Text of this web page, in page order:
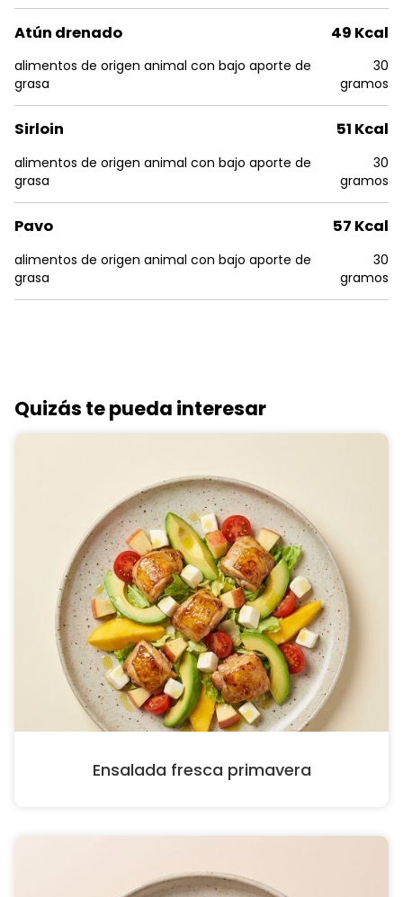
Atún drenado
alimentos de origen animal con bajo aporte de
grasa
49 Kcal
30
gramos
Sirloin
alimentos de origen animal con bajo aporte de
grasa
51 Kcal
30
gramos
Pavo
alimentos de origen animal con bajo aporte de
grasa
57 Kcal
30
gramos
Quizás te pueda interesar
Ensalada fresca primavera